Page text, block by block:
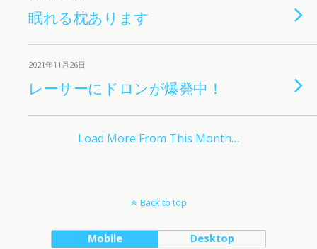
眠れる枕あります
2021年11月26日
レーサーにドロンが爆発中！
Load More From This Month…
Back to top
Mobile Desktop